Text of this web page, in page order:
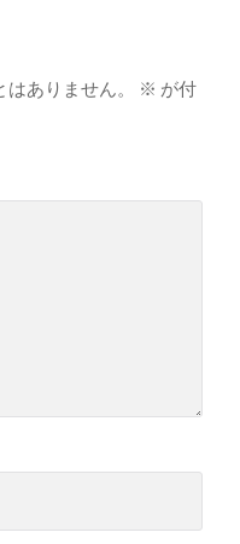
ありません。 ※ が付